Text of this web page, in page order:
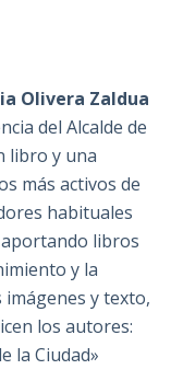
Olivera Zaldua
del Alcalde de
libro y una
más activos de
habituales
libros
y la
imágenes y texto,
los autores:
la Ciudad»